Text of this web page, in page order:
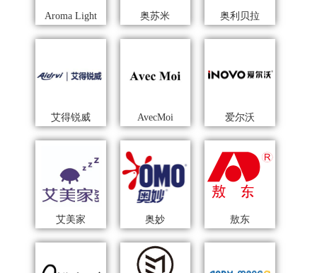
Aroma Light 奥苏米 奥利贝拉
艾得锐威 AvecMoi 爱尔沃
艾美家 奥妙 敖东